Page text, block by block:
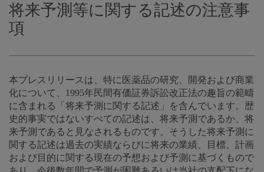
将来予測等に関する記述の注意事
項
本プレスリリースは、特に医薬品の研究、開発および商業
化について、1995年民間有価証券訴訟改正法の趣旨の範疇
に含まれる「将来予測に関する記述」を含んでいます。歴
史的事実ではないすべての記述は、将来予測であるか、将
来予測であると見なされるものです。そうした将来予測に
関する記述は過去の実績ならびに将来の業績、目標、計画
および目的に関する現在の予想および予測に基づくもので